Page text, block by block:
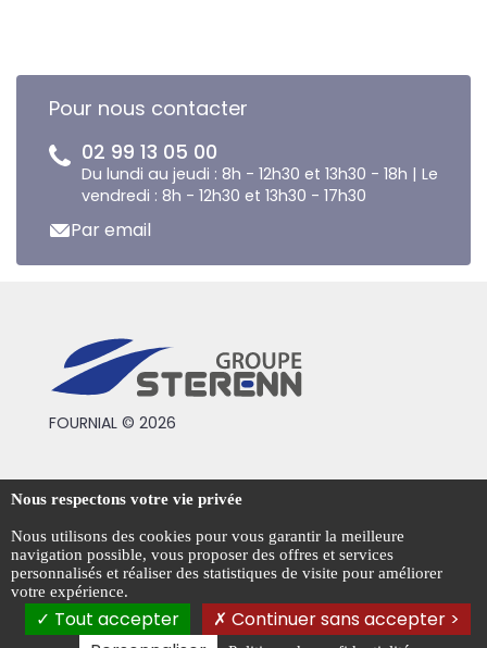
Pour nous contacter
02 99 13 05 00
Du lundi au jeudi : 8h - 12h30 et 13h30 - 18h | Le
vendredi : 8h - 12h30 et 13h30 - 17h30
Par email
FOURNIAL © 2026
Conditions générales de vente
Mentions légales
Politique de confidentialité
Gestion des cookies
Nous respectons votre vie privée
Nous utilisons des cookies pour vous garantir la meilleure
navigation possible, vous proposer des offres et services
personnalisés et réaliser des statistiques de visite pour améliorer
votre expérience.
Tout accepter
Continuer sans accepter >